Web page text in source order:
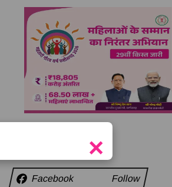
×
सामाजिक कड़ियाँ
Facebook Follow